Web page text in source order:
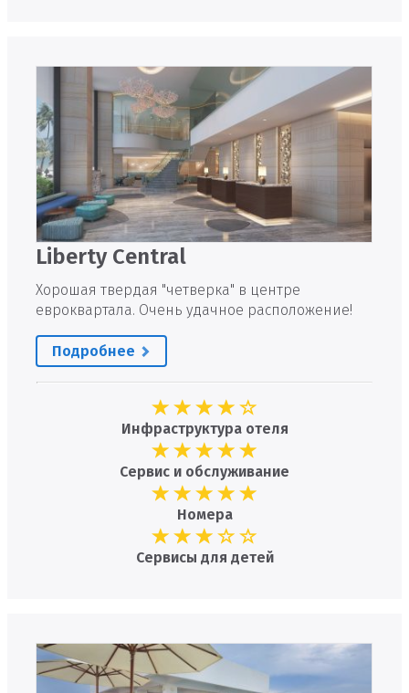
Liberty Central
Хорошая твердая "четверка" в центре
евроквартала. Очень удачное расположение!
Подробнее
Инфраструктура отеля
Сервис и обслуживание
Номера
Сервисы для детей